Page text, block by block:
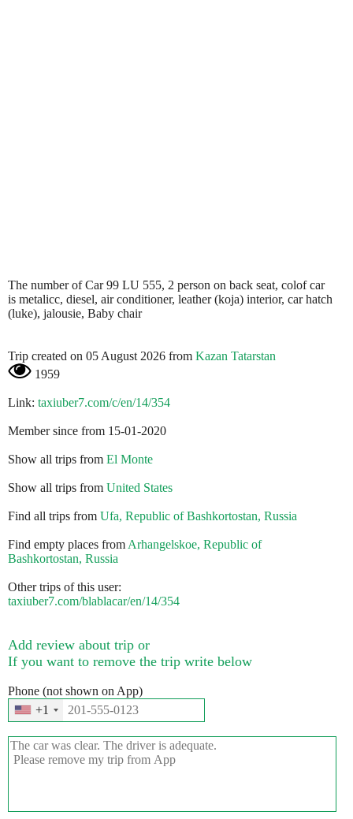
The number of Car 99 LU 555, 2 person on back seat, colof car
is metalicc, diesel, air conditioner, leather (koja) interior, car hatch
(luke), jalousie, Baby chair
Trip created on 05 August 2026 from Kazan Tatarstan
1959
Link: taxiuber7.com/c/en/14/354
Member since from 15-01-2020
Show all trips from El Monte
Show all trips from United States
Find all trips from Ufa, Republic of Bashkortostan, Russia
Find empty places from Arhangelskoe, Republic of
Bashkortostan, Russia
Other trips of this user:
taxiuber7.com/blablacar/en/14/354
Add review about trip or
If you want to remove the trip write below
Phone (not shown on App)
+1